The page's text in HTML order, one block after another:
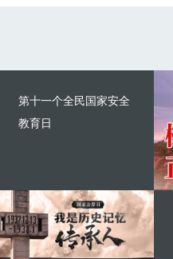
第十一个全民国家安全
教育日